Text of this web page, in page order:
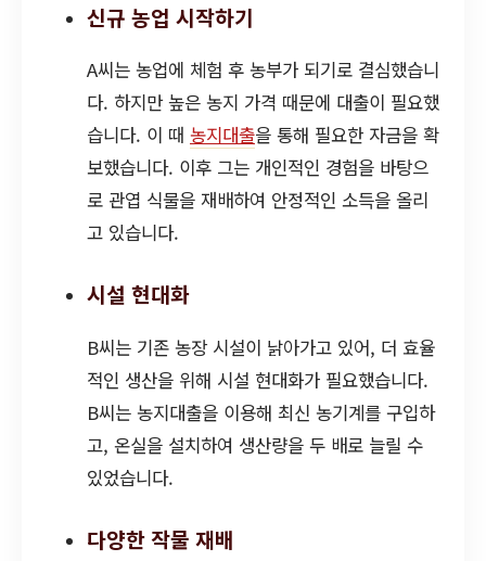
신규 농업 시작하기
A씨는 농업에 체험 후 농부가 되기로 결심했습니
다. 하지만 높은 농지 가격 때문에 대출이 필요했
습니다. 이 때 농지대출을 통해 필요한 자금을 확
보했습니다. 이후 그는 개인적인 경험을 바탕으
로 관엽 식물을 재배하여 안정적인 소득을 올리
고 있습니다.
시설 현대화
B씨는 기존 농장 시설이 낡아가고 있어, 더 효율
적인 생산을 위해 시설 현대화가 필요했습니다.
B씨는 농지대출을 이용해 최신 농기계를 구입하
고, 온실을 설치하여 생산량을 두 배로 늘릴 수
있었습니다.
다양한 작물 재배